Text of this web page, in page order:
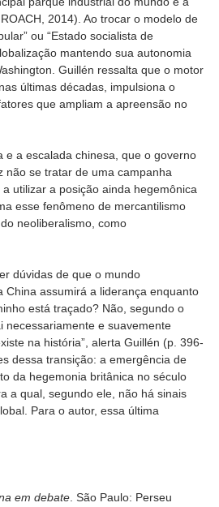
2014). Ao trocar o modelo de
ou “Estado socialista de
mantendo sua autonomia
Guillén ressalta que o motor
últimas décadas, impulsiona o
que ampliam a apreensão no
e a escalada chinesa, que o governo
não se tratar de uma campanha
utilizar a posição ainda hegemônica
esse fenômeno de mercantilismo
neoliberalismo, como
dúvidas de que o mundo
assumirá a liderança enquanto
está traçado? Não, segundo o
necessariamente e suavemente
na história”, alerta Guillén (p. 396-
dessa transição: a emergência de
da hegemonia britânica no século
a qual, segundo ele, não há sinais
Para o autor, essa última
em debate . São Paulo: Perseu